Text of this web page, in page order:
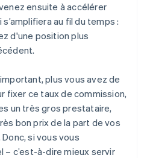
ensuite à accélérer
au fil du temps :
d'une position plus
plus vous avez de
fixer ce taux de commission,
un très gros prestataire,
bon prix de la part de vos
si vous vous
– c’est-à-dire mieux servir